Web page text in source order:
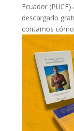
Ecuador
descargarlo
contamos